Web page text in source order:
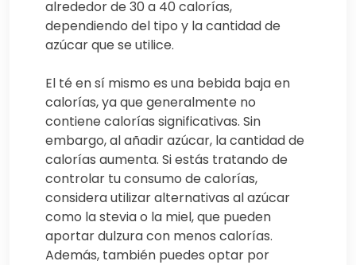
alrededor de 30 a 40 calorías,
dependiendo del tipo y la cantidad de
azúcar que se utilice.
El té en sí mismo es una bebida baja en
calorías, ya que generalmente no
contiene calorías significativas. Sin
embargo, al añadir azúcar, la cantidad de
calorías aumenta. Si estás tratando de
controlar tu consumo de calorías,
considera utilizar alternativas al azúcar
como la stevia o la miel, que pueden
aportar dulzura con menos calorías.
Además, también puedes optar por